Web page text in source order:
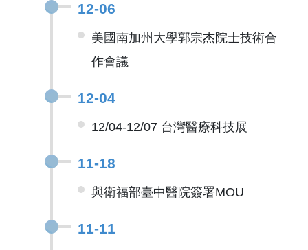
12-06
美國南加州大學郭宗杰院士技術合
作會議
12-04
12/04-12/07 台灣醫療科技展
11-18
與衛福部臺中醫院簽署MOU
11-11